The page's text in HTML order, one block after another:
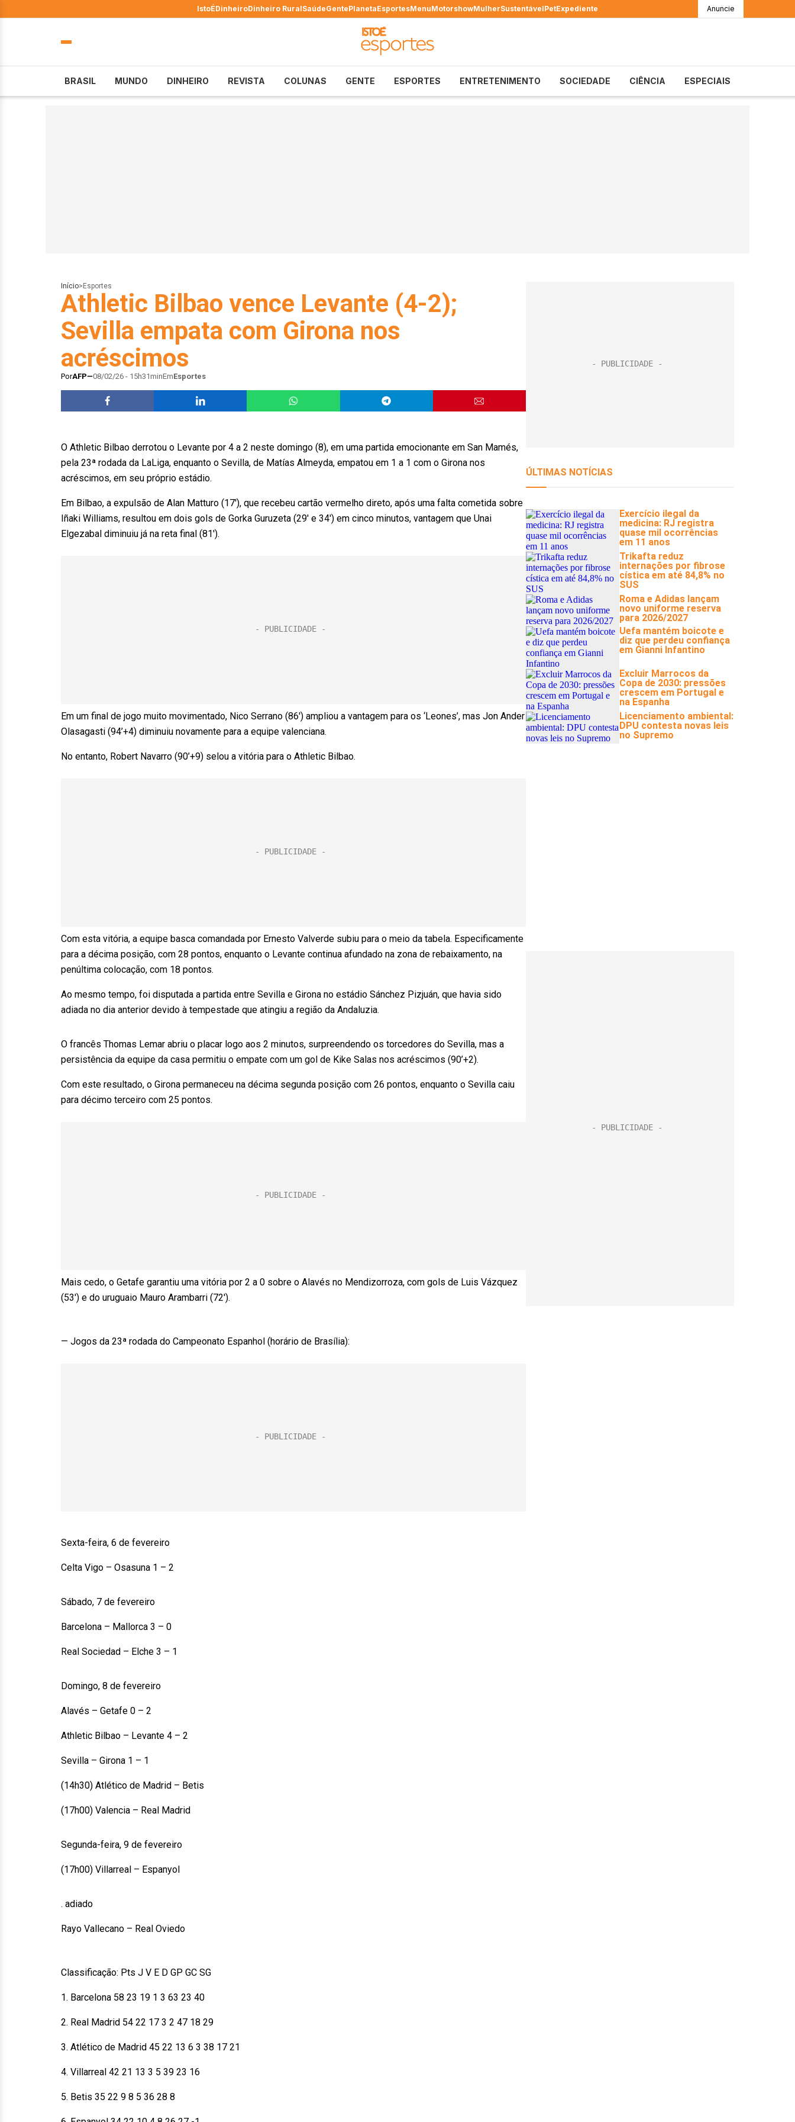
IstoÉDinheiroDinheiro RuralSaúdeGentePlanetaEsportesMenuMotorshowMulherSustentávelPetExpediente Anuncie
BRASIL MUNDO DINHEIRO REVISTA COLUNAS GENTE ESPORTES ENTRETENIMENTO SOCIEDADE CIÊNCIA ESPECIAIS
Início> Esportes
Athletic Bilbao vence Levante (4-2);
Sevilla empata com Girona nos
acréscimos
PorAFP 08/02/26 - 15h31minEmEsportes
O Athletic Bilbao derrotou o Levante por 4 a 2 neste domingo (8), em uma partida emocionante em San Mamés,
pela 23ª rodada da LaLiga, enquanto o Sevilla, de Matías Almeyda, empatou em 1 a 1 com o Girona nos
acréscimos, em seu próprio estádio.
Em Bilbao, a expulsão de Alan Matturo (17′), que recebeu cartão vermelho direto, após uma falta cometida sobre
Iñaki Williams, resultou em dois gols de Gorka Guruzeta (29′ e 34′) em cinco minutos, vantagem que Unai
Elgezabal diminuiu já na reta final (81′).
Em um final de jogo muito movimentado, Nico Serrano (86′) ampliou a vantagem para os ‘Leones’, mas Jon Ander
Olasagasti (94’+4) diminuiu novamente para a equipe valenciana.
No entanto, Robert Navarro (90’+9) selou a vitória para o Athletic Bilbao.
Com esta vitória, a equipe basca comandada por Ernesto Valverde subiu para o meio da tabela. Especificamente
para a décima posição, com 28 pontos, enquanto o Levante continua afundado na zona de rebaixamento, na
penúltima colocação, com 18 pontos.
Ao mesmo tempo, foi disputada a partida entre Sevilla e Girona no estádio Sánchez Pizjuán, que havia sido
adiada no dia anterior devido à tempestade que atingiu a região da Andaluzia.
O francês Thomas Lemar abriu o placar logo aos 2 minutos, surpreendendo os torcedores do Sevilla, mas a
persistência da equipe da casa permitiu o empate com um gol de Kike Salas nos acréscimos (90’+2).
Com este resultado, o Girona permaneceu na décima segunda posição com 26 pontos, enquanto o Sevilla caiu
para décimo terceiro com 25 pontos.
Mais cedo, o Getafe garantiu uma vitória por 2 a 0 sobre o Alavés no Mendizorroza, com gols de Luis Vázquez
(53′) e do uruguaio Mauro Arambarri (72′).
— Jogos da 23ª rodada do Campeonato Espanhol (horário de Brasília):
Sexta-feira, 6 de fevereiro
Celta Vigo – Osasuna 1 – 2
Sábado, 7 de fevereiro
Barcelona – Mallorca 3 – 0
Real Sociedad – Elche 3 – 1
Domingo, 8 de fevereiro
Alavés – Getafe 0 – 2
Athletic Bilbao – Levante 4 – 2
Sevilla – Girona 1 – 1
(14h30) Atlético de Madrid – Betis
(17h00) Valencia – Real Madrid
Segunda-feira, 9 de fevereiro
(17h00) Villarreal – Espanyol
. adiado
Rayo Vallecano – Real Oviedo
Classificação: Pts J V E D GP GC SG
1. Barcelona 58 23 19 1 3 63 23 40
2. Real Madrid 54 22 17 3 2 47 18 29
3. Atlético de Madrid 45 22 13 6 3 38 17 21
4. Villarreal 42 21 13 3 5 39 23 16
5. Betis 35 22 9 8 5 36 28 8